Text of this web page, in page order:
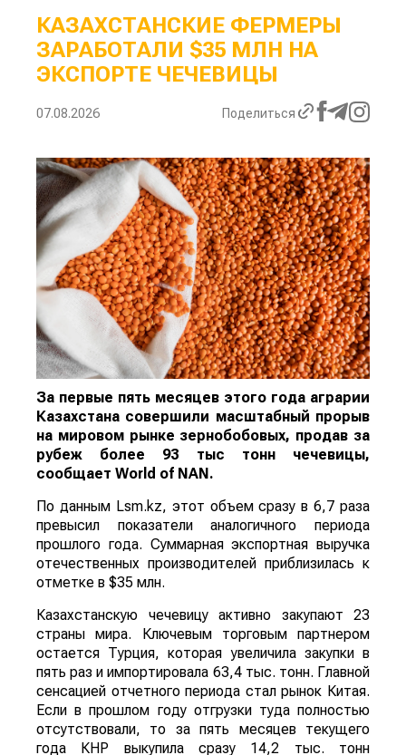
КАЗАХСТАНСКИЕ ФЕРМЕРЫ
ЗАРАБОТАЛИ $35 МЛН НА
ЭКСПОРТЕ ЧЕЧЕВИЦЫ
07.08.2026 Поделиться
За первые пять месяцев этого года аграрии
Казахстана совершили масштабный прорыв
на мировом рынке зернобобовых, продав за
рубеж более 93 тыс тонн чечевицы,
сообщает World of NAN .
По данным Lsm.kz, этот объем сразу в 6,7 раза
превысил показатели аналогичного периода
прошлого года. Суммарная экспортная выручка
отечественных производителей приблизилась к
отметке в $35 млн.
Казахстанскую чечевицу активно закупают 23
страны мира. Ключевым торговым партнером
остается Турция, которая увеличила закупки в
пять раз и импортировала 63,4 тыс. тонн. Главной
сенсацией отчетного периода стал рынок Китая.
Если в прошлом году отгрузки туда полностью
отсутствовали, то за пять месяцев текущего
года КНР выкупила сразу 14,2 тыс. тонн